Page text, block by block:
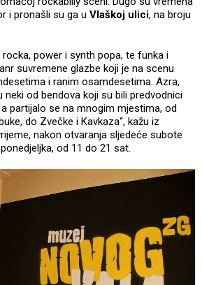
i pronašli su ga u Vlaškoj ulici, na broju
rocka, power i synth popa, te funka i
suvremene glazbe koji je na scenu
i ranim osamdesetima. Azra,
od bendova koji su bili predvodnici
partijalo se na mnogim mjestima, od
do Zvečke i Kavkaza“, kažu iz
nakon otvaranja sljedeće subote
od 11 do 21 sat.